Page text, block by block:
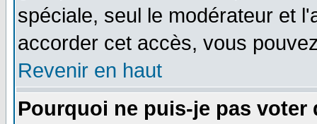
spéciale, seul le modérateur et
accorder cet accès, vous
Revenir en haut
Pourquoi ne puis-je pas voter